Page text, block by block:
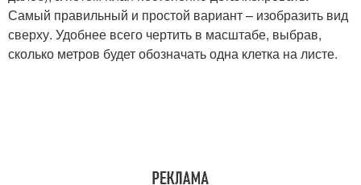
Самый правильный и простой вариант – изобразить вид
сверху. Удобнее всего чертить в масштабе, выбрав,
сколько метров будет обозначать одна клетка на листе.